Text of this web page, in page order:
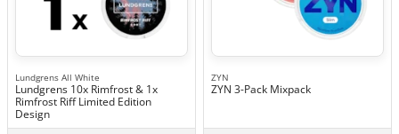
Lundgrens All White
Lundgrens 10x Rimfrost & 1x
Rimfrost Riff Limited Edition
Design
ZYN
ZYN 3-Pack Mixpack